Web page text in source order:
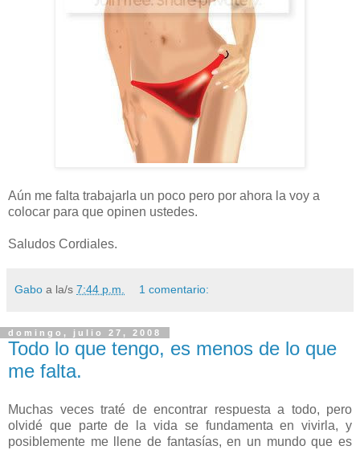
Aún me falta trabajarla un poco pero por ahora la voy a
colocar para que opinen ustedes.
Saludos Cordiales.
Gabo a la/s 7:44 p.m. 1 comentario:
domingo, julio 27, 2008
Todo lo que tengo, es menos de lo que
me falta.
Muchas veces traté de encontrar respuesta a todo, pero
olvidé que parte de la vida se fundamenta en vivirla, y
posiblemente me llene de fantasías, en un mundo que es